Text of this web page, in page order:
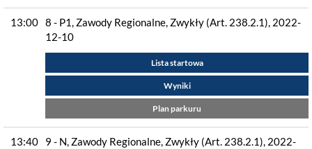
13:00 8 - P1, Zawody Regionalne, Zwykły (Art. 238.2.1), 2022-
12-10
Lista startowa
Wyniki
Plan parkuru
13:40
9 - N, Zawody Regionalne, Zwykły (Art. 238.2.1), 2022-